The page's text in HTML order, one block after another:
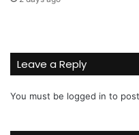
Leave a Reply
You must be logged in to